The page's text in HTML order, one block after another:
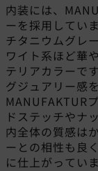
内装には、
ーを採用していま
チタニウムグレ
ワイト系ほど華
テリアカラーで
グジュアリー感
MANUFAKTUR
ドステッチやナ
内全体の質感は
ーとの相性も良
に仕上がっていま